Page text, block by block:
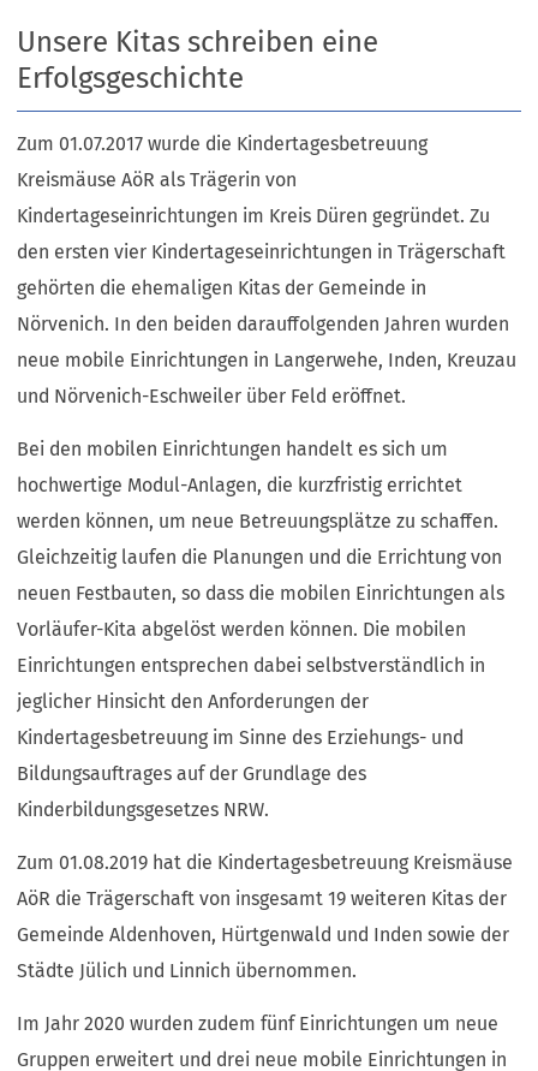
Unsere Kitas schreiben eine
Erfolgsgeschichte
Zum 01.07.2017 wurde die Kindertagesbetreuung
Kreismäuse AöR als Trägerin von
Kindertageseinrichtungen im Kreis Düren gegründet. Zu
den ersten vier Kindertageseinrichtungen in Trägerschaft
gehörten die ehemaligen Kitas der Gemeinde in
Nörvenich. In den beiden darauffolgenden Jahren wurden
neue mobile Einrichtungen in Langerwehe, Inden, Kreuzau
und Nörvenich-Eschweiler über Feld eröffnet.
Bei den mobilen Einrichtungen handelt es sich um
hochwertige Modul-Anlagen, die kurzfristig errichtet
werden können, um neue Betreuungsplätze zu schaffen.
Gleichzeitig laufen die Planungen und die Errichtung von
neuen Festbauten, so dass die mobilen Einrichtungen als
Vorläufer-Kita abgelöst werden können. Die mobilen
Einrichtungen entsprechen dabei selbstverständlich in
jeglicher Hinsicht den Anforderungen der
Kindertagesbetreuung im Sinne des Erziehungs- und
Bildungsauftrages auf der Grundlage des
Kinderbildungsgesetzes NRW.
Zum 01.08.2019 hat die Kindertagesbetreuung Kreismäuse
AöR die Trägerschaft von insgesamt 19 weiteren Kitas der
Gemeinde Aldenhoven, Hürtgenwald und Inden sowie der
Städte Jülich und Linnich übernommen.
Im Jahr 2020 wurden zudem fünf Einrichtungen um neue
Gruppen erweitert und drei neue mobile Einrichtungen in